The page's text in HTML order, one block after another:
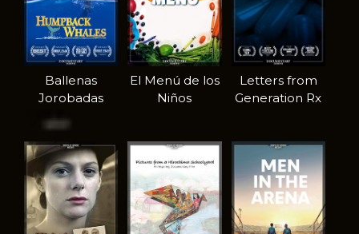
Ballenas
Jorobadas
El Menú de los
Niños
Letters from
Generation Rx